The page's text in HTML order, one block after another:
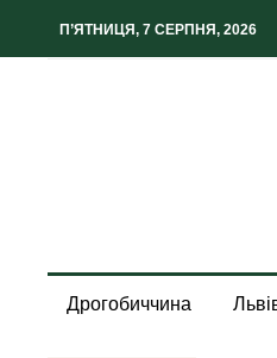
П’ЯТНИЦЯ, 7 СЕРПНЯ, 2026
Дрогобиччина